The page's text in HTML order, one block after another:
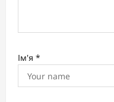
Ім'я *